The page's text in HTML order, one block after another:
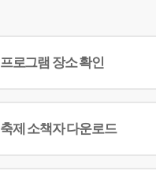
프로그램 장소 확인
축제 소책자 다운로드